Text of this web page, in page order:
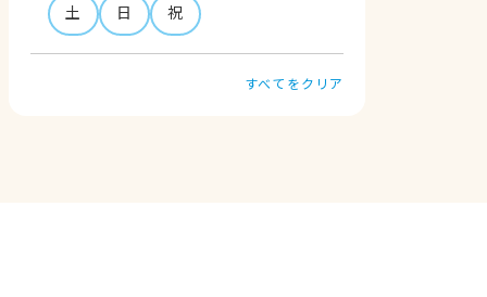
土
日 祝
すべてをクリア